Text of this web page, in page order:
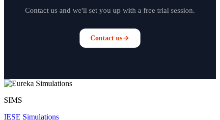
Contact us and we'll set you up with a free trial session.
Contact us
SIMS
IESE Simulations